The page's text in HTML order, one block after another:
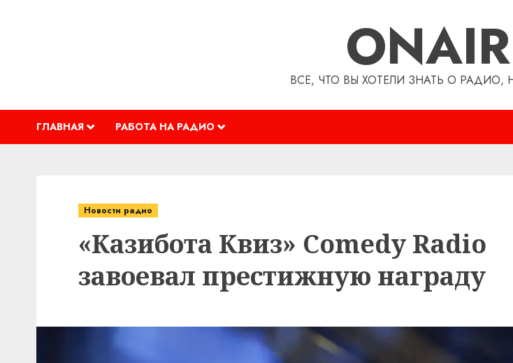
ВСЕ, ЧТО ВЫ ХОТЕЛИ ЗНАТЬ О РАДИО,
ГЛАВНАЯ РАБОТА НА РАДИО
Новости радио
«Казибота Квиз» Comedy Radio
завоевал престижную награду